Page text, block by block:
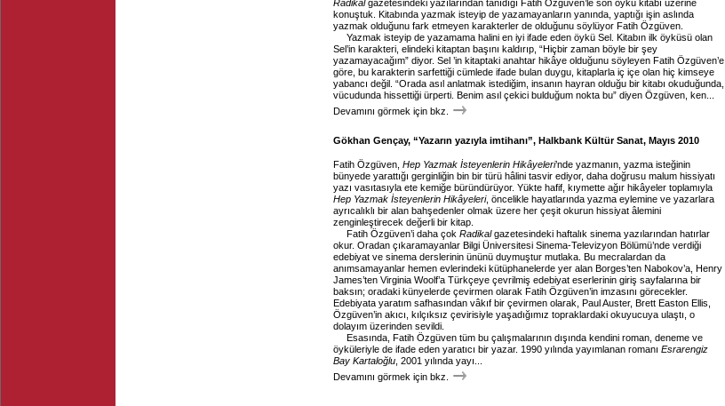
Radikalgazetesindeki yazılarından tanıdığı Fatih Özgüven’le son öykü kitabı üzerine
konuştuk. Kitabında yazmak isteyip de yazamayanların yanında, yaptığı işin aslında
yazmak olduğunu fark etmeyen karakterler de olduğunu söylüyor Fatih Özgüven.
Yazmak isteyip de yazamama halini en iyi ifade eden öykü Sel. Kitabın ilk öyküsü olan
Sel’in karakteri, elindeki kitaptan başını kaldırıp, “Hiçbir zaman böyle bir şey
yazamayacağım” diyor. Sel ’in kitaptaki anahtar hikâye olduğunu söyleyen Fatih Özgüven’e
göre, bu karakterin sarfettiği cümlede ifade bulan duygu, kitaplarla iç içe olan hiç kimseye
yabancı değil. “Orada asıl anlatmak istediğim, insanın hayran olduğu bir kitabı okuduğunda,
vücudunda hissettiği ürperti. Benim asıl çekici bulduğum nokta bu” diyen Özgüven, ken...
Devamını görmek için bkz.
Gökhan Gençay, “Yazarın yazıyla imtihanı”, Halkbank Kültür Sanat, Mayıs 2010
Fatih Özgüven, Hep Yazmak İsteyenlerin Hikâyeleri’nde yazmanın, yazma isteğinin
bünyede yarattığı gerginliğin bin bir türü hâlini tasvir ediyor, daha doğrusu malum hissiyatı
yazı vasıtasıyla ete kemiğe büründürüyor. Yükte hafif, kıymette ağır hikâyeler toplamıyla
Hep Yazmak İsteyenlerin Hikâyeleri, öncelikle hayatlarında yazma eylemine ve yazarlara
ayrıcalıklı bir alan bahşedenler olmak üzere her çeşit okurun hissiyat âlemini
zenginleştirecek değerli bir kitap.
Fatih Özgüven’i daha çok Radikalgazetesindeki haftalık sinema yazılarından hatırlar
okur. Oradan çıkaramayanlar Bilgi Üniversitesi Sinema-Televizyon Bölümü’nde verdiği
edebiyat ve sinema derslerinin ününü duymuştur mutlaka. Bu mecralardan da
anımsamayanlar hemen evlerindeki kütüphanelerde yer alan Borges’ten Nabokov’a, Henry
James’ten Virginia Woolf’a Türkçeye çevrilmiş edebiyat eserlerinin giriş sayfalarına bir
baksın; oradaki künyelerde çevirmen olarak Fatih Özgüven’in imzasını görecekler.
Edebiyata yaratım safhasından vâkıf bir çevirmen olarak, Paul Auster, Brett Easton Ellis,
Özgüven’in akıcı, kılçıksız çevirisiyle yaşadığımız topraklardaki okuyucuya ulaştı, o
dolayım üzerinden sevildi.
Esasında, Fatih Özgüven tüm bu çalışmalarının dışında kendini roman, deneme ve
öyküleriyle de ifade eden yaratıcı bir yazar. 1990 yılında yayımlanan romanı Esrarengiz
Bay Kartaloğlu , 2001 yılında yayı...
Devamını görmek için bkz.